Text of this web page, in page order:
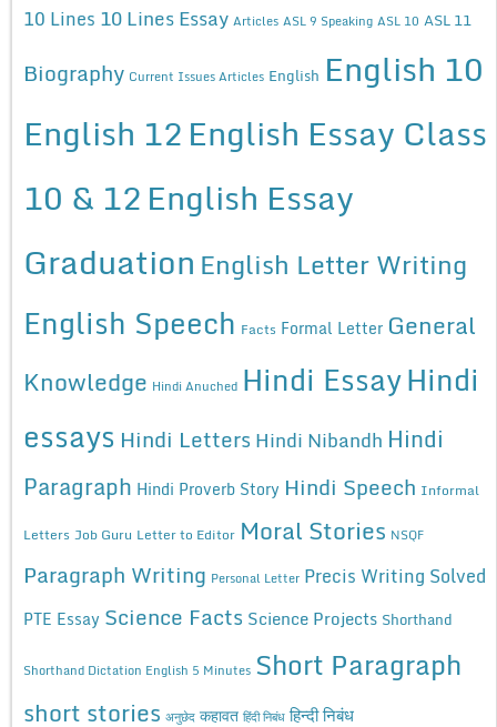
10 Lines 10 Lines Essay Articles ASL 9 Speaking ASL 10 ASL 11
Biography Current Issues Articles English English 10
English 12English Essay Class
10 & 12English Essay
Graduation English Letter Writing
English Speech Facts Formal Letter General
Knowledge Hindi Anuched Hindi EssayHindi
essays Hindi Letters Hindi Nibandh Hindi
Paragraph Hindi Proverb Story Hindi Speech Informal
Letters Job Guru Letter to Editor Moral Stories NSQF
Paragraph Writing Personal Letter Precis Writing Solved
PTE Essay Science Facts Science Projects Shorthand
Shorthand Dictation English 5 Minutes Short Paragraph
short stories अनुछेद कहावत हिंदी निबंध हिन्दी निबंध